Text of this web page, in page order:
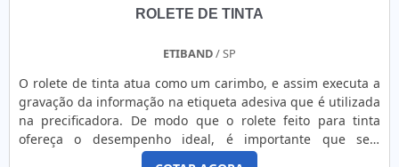
ROLETE DE TINTA
ETIBAND/ SP
O rolete de tinta atua como um carimbo, e assim executa a
gravação da informação na etiqueta adesiva que é utilizada
na precificadora. De modo que o rolete feito para tinta
ofereça o desempenho ideal, é importante que seja
produzido com qualidade para que sua durabilidade seja